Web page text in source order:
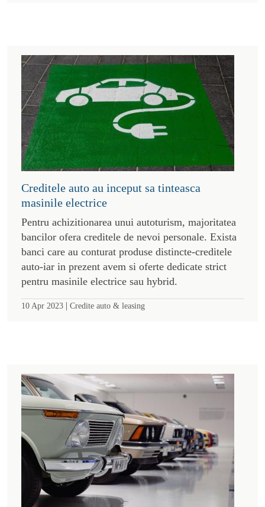
Creditele auto au inceput sa tinteasca
masinile electrice
Pentru achizitionarea unui autoturism, majoritatea
bancilor ofera creditele de nevoi personale. Exista
banci care au conturat produse distincte-creditele
auto-iar in prezent avem si oferte dedicate strict
pentru masinile electrice sau hybrid.
10 Apr 2023 | Credite auto & leasing